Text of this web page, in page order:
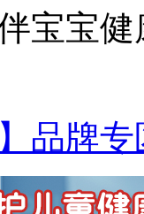
宝宝
品牌专